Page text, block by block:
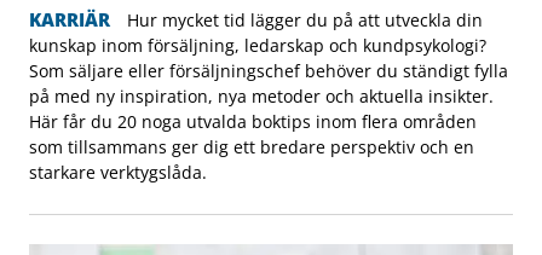
KARRIÄR
Hur mycket tid lägger du på att utveckla din
kunskap inom försäljning, ledarskap och kundpsykologi?
Som säljare eller försäljningschef behöver du ständigt fylla
på med ny inspiration, nya metoder och aktuella insikter.
Här får du 20 noga utvalda boktips inom flera områden
som tillsammans ger dig ett bredare perspektiv och en
starkare verktygslåda.